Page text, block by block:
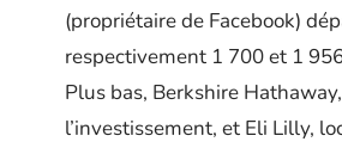
(propriétaire de Facebook)
respectivement 1 700 et 1
Plus bas, Berkshire
l’investissement, et Eli Lilly,